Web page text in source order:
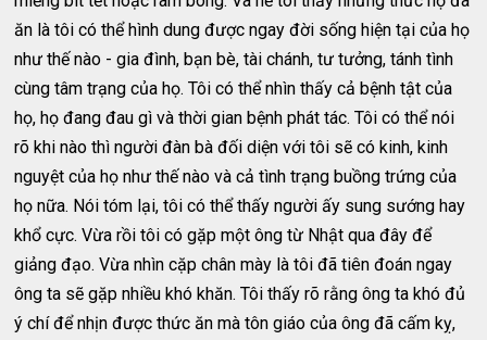
ăn là tôi có thể hình dung được ngay đời sống hiện tại của họ
như thế nào - gia đình, bạn bè, tài chánh, tư tưởng, tánh tình
cùng tâm trạng của họ. Tôi có thể nhìn thấy cả bệnh tật của
họ, họ đang đau gì và thời gian bệnh phát tác. Tôi có thể nói
rõ khi nào thì người đàn bà đối diện với tôi sẽ có kinh, kinh
nguyệt của họ như thế nào và cả tình trạng buồng trứng của
họ nữa. Nói tóm lại, tôi có thể thấy người ấy sung sướng hay
khổ cực. Vừa rồi tôi có gặp một ông từ Nhật qua đây để
giảng đạo. Vừa nhìn cặp chân mày là tôi đã tiên đoán ngay
ông ta sẽ gặp nhiều khó khăn. Tôi thấy rõ rằng ông ta khó đủ
ý chí để nhịn được thức ăn mà tôn giáo của ông đã cấm kỵ,